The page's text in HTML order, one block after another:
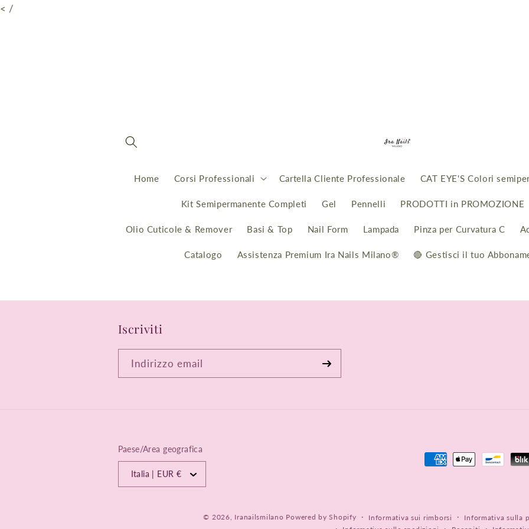
< /Vai
direttamente
Home Corsi Professionali Cartella Cliente Professionale CAT EYE'S Colori
Kit Semipermanente Completi Gel Pennelli PRODOTTI in PROMOZIONE
Olio Cuticole & Remover Basi & Top Nail Form Lampada Pinza per Curvatura C
Catalogo Assistenza Premium Ira Nails Milano® 🔴 Gestisci il tuo
Iscriviti
Indirizzo email
Paese/Area geografica
Italia | EUR €
© 2026, Iranailsmilano Powered by Shopify Informativa sui rimborsi Informativa sulla